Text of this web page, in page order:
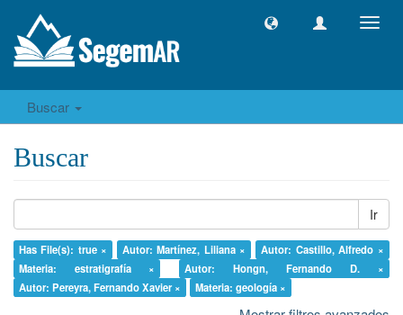
Buscar
Buscar
Ir
Has File(s): true × Autor: Martínez, Liliana ×
Autor: Castillo, Alfredo ×
Materia: estratigrafía ×
Autor: Hongn, Fernando D. ×
Autor: Pereyra, Fernando Xavier ×
Materia: geología ×